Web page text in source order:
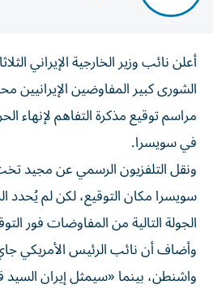
أعلن نائب وزير الخارجية الإيراني
الشورى كبير المفاوضين
مراسم توقيع مذكرة التفاهم لإنهاء
في سويسرا.
ونقل التلفزيون الرسمي عن مجيد
سويسرا مكان التوقيع، لكن لم يُحدد
الجولة التالية من المفاوضات فور
وأضاف أن نائب الرئيس الأمريكي
واشنطن، بينما «سيمثل إيران السيد